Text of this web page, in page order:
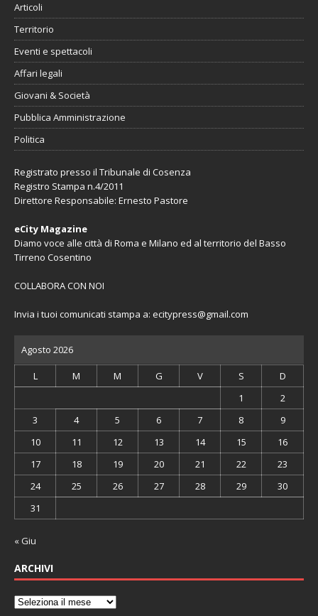
Articoli
Territorio
Eventi e spettacoli
Affari legali
Giovani & Società
Pubblica Amministrazione
Politica
Registrato presso il Tribunale di Cosenza
Registro Stampa n.4/2011
Direttore Responsabile: Ernesto Pastore
eCity Magazine
Diamo voce alle città di Roma e Milano ed al territorio del Basso
Tirreno Cosentino
COLLABORA CON NOI
Invia i tuoi comunicati stampa a: ecitypress@gmail.com
Agosto 2026
L M M G V S
D
1
2
3
4 5 6 7 8
9
10
11 12 13 14 15
16
17
18 19 20 21 22
23
24
25 26 27 28 29
30
31
« Giu
ARCHIVI